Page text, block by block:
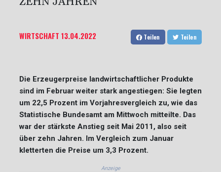
WIRTSCHAFT 13.04.2022 Teilen Teilen
Die Erzeugerpreise landwirtschaftlicher Produkte
sind im Februar weiter stark angestiegen: Sie legten
um 22,5 Prozent im Vorjahresvergleich zu, wie das
Statistische Bundesamt am Mittwoch mitteilte. Das
war der stärkste Anstieg seit Mai 2011, also seit
über zehn Jahren. Im Vergleich zum Januar
kletterten die Preise um 3,3 Prozent.
Anzeige